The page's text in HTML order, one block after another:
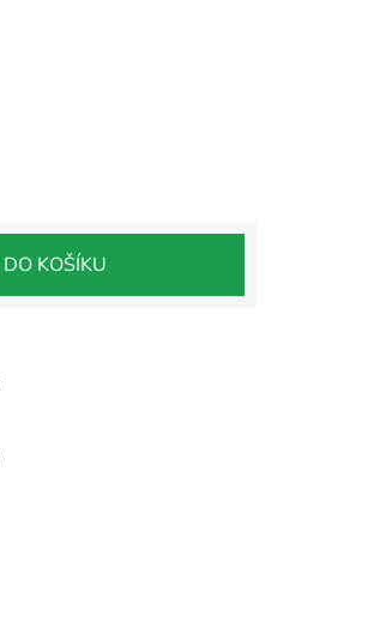
DO KOŠÍKU